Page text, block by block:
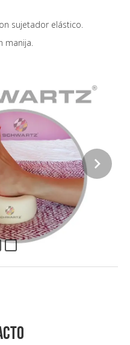
sujetador elástico.
manija.